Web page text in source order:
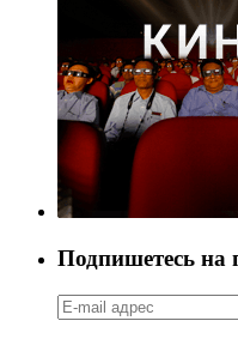
Подпишетесь на